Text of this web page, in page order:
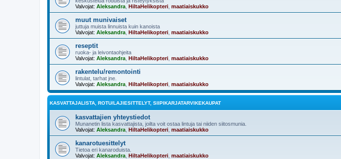
Valvojat: Aleksandra HiltaHelikopteri maatiaiskukko
muut munivaiset
juttuja muista linnuista kuin kanoista
Valvojat: Aleksandra HiltaHelikopteri maatiaiskukko
reseptit
ruoka- ja leivontaohjeita
Valvojat: Aleksandra HiltaHelikopteri maatiaiskukko
rakentelu/remontointi
lintulat, tarhat jne.
Valvojat: Aleksandra HiltaHelikopteri maatiaiskukko
KASVATTAJALISTA, ROTU/LAJIESITTELYT, SIIPIKARJATARVIKEKAUPAT
kasvattajien yhteystiedot
Munanetin lista kasvattajista, joilta voit ostaa lintuja tai niiden siitosmunia.
Valvojat: Aleksandra HiltaHelikopteri maatiaiskukko
kanarotuesittelyt
Tietoa eri kanaroduista.
Valvojat: Aleksandra HiltaHelikopteri maatiaiskukko